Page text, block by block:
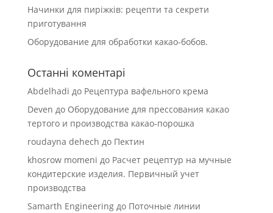
Начинки для пиріжків: рецепти та секрети
приготування
Оборудование для обработки какао-бобов.
Останні коментарі
Abdelhadi до Рецептура вафельного крема
Deven до Оборудование для прессования какао
тертого и производства какао-порошка
roudayna dehech до Пектин
khosrow momeni до Расчет рецептур на мучные
кондитерские изделия. Первичный учет
производства
Samarth Engineeringдо Поточные линии